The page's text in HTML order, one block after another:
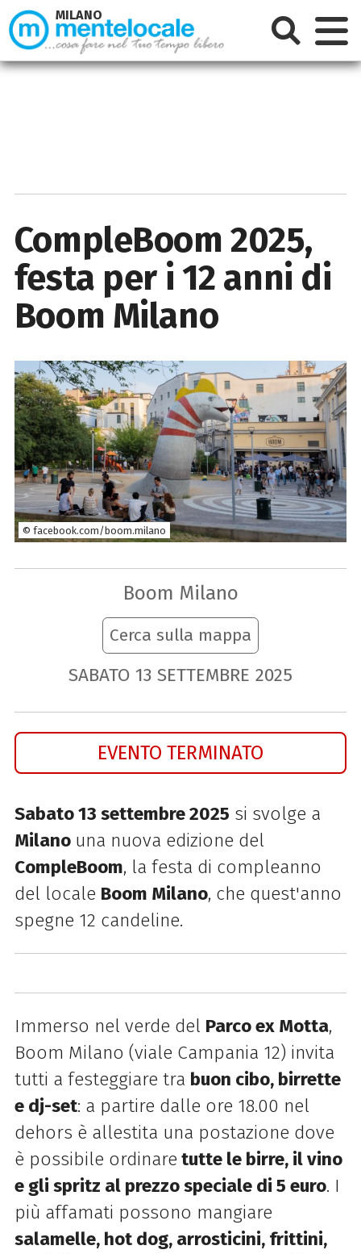
CompleBoom 2025,
festa per i 12 anni di
Boom Milano
© facebook.com/boom.milano
Boom Milano
Cerca sulla mappa
SABATO 13 SETTEMBRE 2025
EVENTO TERMINATO
Sabato 13 settembre 2025 si svolge a
Milano una nuova edizione del
CompleBoom, la festa di compleanno
del locale Boom Milano, che quest'anno
spegne 12 candeline.
Immerso nel verde del Parco ex Motta,
Boom Milano (viale Campania 12) invita
tutti a festeggiare tra buon cibo, birrette
e dj-set: a partire dalle ore 18.00 nel
dehors è allestita una postazione dove
è possibile ordinare tutte le birre, il vino
e gli spritz al prezzo speciale di 5 euro. I
più affamati possono mangiare
salamelle, hot dog, arrosticini, frittini,
MILANO